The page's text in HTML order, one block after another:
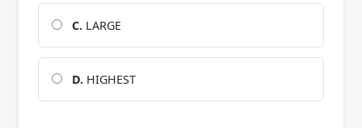
C. LARGE
D. HIGHEST